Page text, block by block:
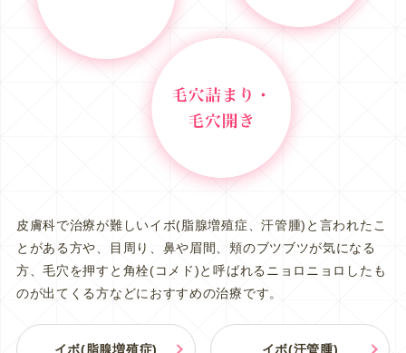
皮膚科で治療が難しいイボ(脂腺増殖症、汗管腫)と言われたこ
とがある方や、目周り、鼻や眉間、頬のブツブツが気になる
方、毛穴を押すと角栓(コメド)と呼ばれるニョロニョロしたも
のが出てくる方などにおすすめの治療です。
イボ(脂腺増殖症) イボ(汗管腫)